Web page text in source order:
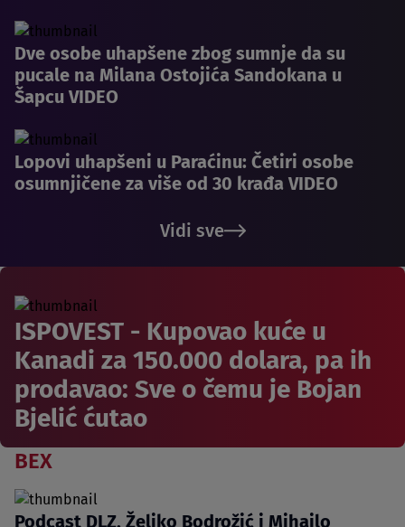
Dve osobe uhapšene zbog sumnje da su
pucale na Milana Ostojića Sandokana u
Šapcu VIDEO
Lopovi uhapšeni u Paraćinu: Četiri osobe
osumnjičene za više od 30 krađa VIDEO
Vidi sve
ISPOVEST - Kupovao kuće u
Kanadi za 150.000 dolara, pa ih
prodavao: Sve o čemu je Bojan
Bjelić ćutao
BEX
Podcast DLZ, Željko Bodrožić i Mihailo